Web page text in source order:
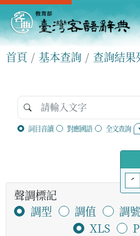
首頁 基本查詢 查詢結果
詞目音讀 對應國語 全文查詢
ˊ
聲調標記
調型
調值
調號
XLS